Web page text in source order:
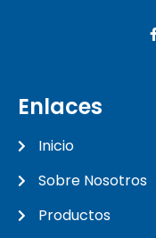
Enlaces
Inicio
Sobre Nosotros
Productos